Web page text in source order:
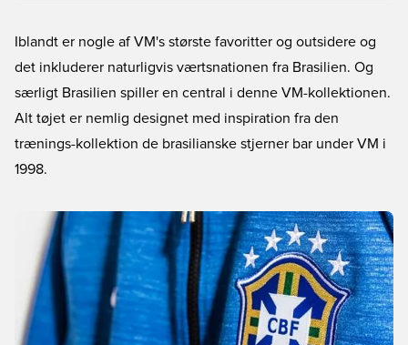
Iblandt er nogle af VM's største favoritter og outsidere og
det inkluderer naturligvis værtsnationen fra Brasilien. Og
særligt Brasilien spiller en central i denne VM-kollektionen.
Alt tøjet er nemlig designet med inspiration fra den
trænings-kollektion de brasilianske stjerner bar under VM i
1998.